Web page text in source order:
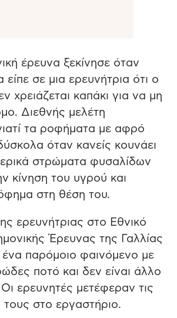
έρευνα ξεκίνησε όταν
είπε σε μια ερευνήτρια ότι ο
χρειάζεται καπάκι για να μη
Διεθνής μελέτη
τα ροφήματα με αφρό
όταν κανείς κουνάει
στρώματα φυσαλίδων
κίνηση του υγρού και
στη θέση του.
ερευνήτριας στο Εθνικό
Έρευνας της Γαλλίας
παρόμοιο φαινόμενο με
ποτό και δεν είναι άλλο
ερευνητές μετέφεραν τις
τους στο εργαστήριο.